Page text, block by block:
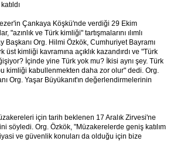
Çankaya Köşkü'nde verdiği 29 Ekim
"azınlık ve Türk kimliği" tartışmalarını ılımlı
Başkanı Org. Hilmi Özkök, Cumhuriyet Bayramı
kimliği kavramına açıklık kazandırdı ve "Türk
İçinde yine Türk yok mu? İkisi aynı şey. Türk
kimliği kabullenmekten daha zor olur" dedi. Org.
Org. Yaşar Büyükanıt'ın değerlendirmelerinin
için tarih beklenen 17 Aralık Zirvesi'ne
söyledi. Org. Özkök, "Müzakerelerde geniş katılım
ve güvenlik konuları da olduğu için bize